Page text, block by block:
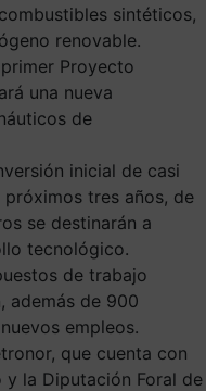
sintéticos,
renovable.
Proyecto
una nueva
de
inicial de casi
tres años, de
se destinarán a
tecnológico.
de trabajo
además de 900
empleos.
que cuenta con
la Diputación Foral de